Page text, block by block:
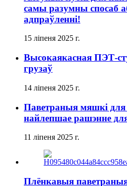
самы разумны спосаб
адпраўленні!
15 ліпеня 2025 г.
Высокаякасная ПЭТ-
грузаў
14 ліпеня 2025 г.
Паветраныя мяшкі
найлепшае рашэнне
11 ліпеня 2025 г.
Плёнкавыя